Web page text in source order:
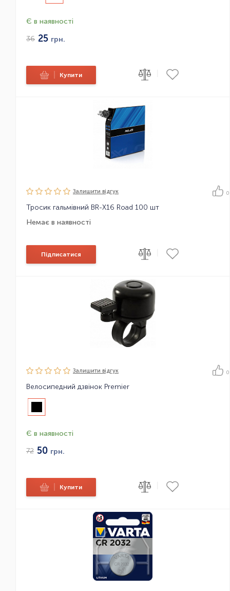
Є в наявності
36 25 грн.
Купити
Залишити вiдгук 0
Тросик гальмівний BR-X16 Road 100 шт
Немає в наявності
Підписатися
Залишити вiдгук 0
Велосипедний дзвінок Premier
Є в наявності
72 50 грн.
Купити